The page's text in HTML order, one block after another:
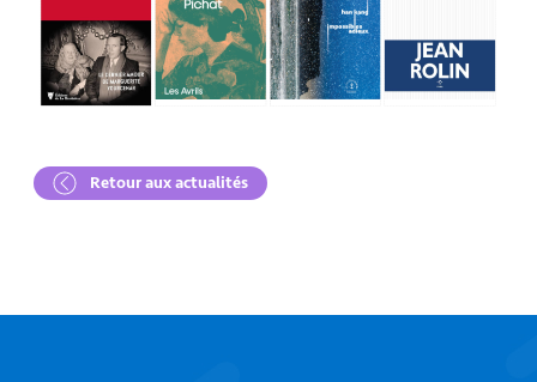
Retour aux actualités